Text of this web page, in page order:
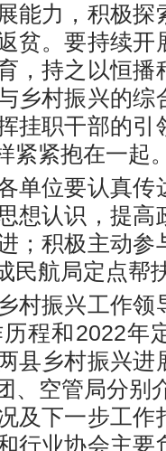
能力，积极探
贫。要持续开
，持之以恒播
乡村振兴的综
挂职干部的引
紧紧抱在一起
位要认真传
想认识，提高
；积极主动参
民航局定点帮
振兴工作领
程和2022年
县乡村振兴进
、空管局分别
及下一步工作
行业协会主要